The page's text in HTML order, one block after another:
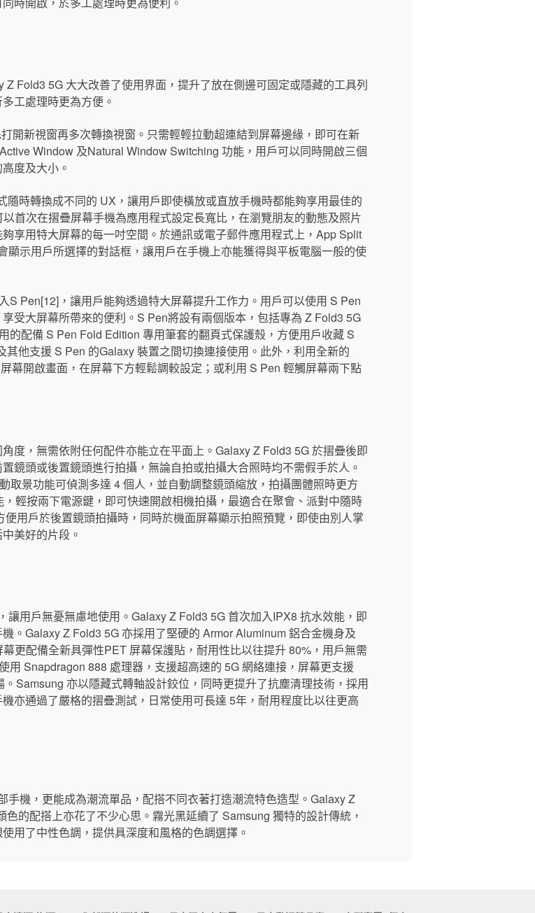
Fold3 5G 大大改善了使用界面，提升了放在側邊可固定或隱藏的工具列
工處理時更為方便。
開新視窗再多次轉換視窗。只需輕輕拉動超連結到屏幕邊緣，即可在新
Window 及Natural Window Switching 功能，用戶可以同時開啟三個
度及大小。
時轉換成不同的 UX，讓用戶即使橫放或直放手機時都能夠享用最佳的
首次在摺疊屏幕手機為應用程式設定長寬比，在瀏覽朋友的動態及照片
享用特大屏幕的每一吋空間。於通訊或電子郵件應用程式上，App Split
示用戶所選擇的對話框，讓用戶在手機上亦能獲得與平板電腦一般的使
S Pen[12]，讓用戶能夠透過特大屏幕提升工作力。用戶可以使用 S Pen
受大屏幕所帶來的便利。S Pen將設有兩個版本，包括專為 Z Fold3 5G
的配備 S Pen Fold Edition 專用筆套的翻頁式保護殼，方便用戶收藏 S
他支援 S Pen 的Galaxy 裝置之間切換連接使用。此外，利用全新的
幕開啟畫面，在屏幕下方輕鬆調較設定；或利用 S Pen 輕觸屏幕兩下點
度，無需依附任何配件亦能立在平面上。Galaxy Z Fold3 5G 於摺疊後即
鏡頭或後置鏡頭進行拍攝，無論自拍或拍攝大合照時均不需假手於人。
取景功能可偵測多達 4 個人，並自動調整鏡頭縮放，拍攝團體照時更方
輕按兩下電源鍵，即可快速開啟相機拍攝，最適合在聚會、派對中隨時
用戶於後置鏡頭拍攝時，同時於機面屏幕顯示拍照預覽，即使由別人掌
美好的片段。
用戶無憂無慮地使用。Galaxy Z Fold3 5G 首次加入IPX8 抗水效能，即
。Galaxy Z Fold3 5G 亦採用了堅硬的 Armor Aluminum 鋁合金機身及
更配備全新具彈性PET 屏幕保護貼，耐用性比以往提升 80%，用戶無需
用 Snapdragon 888 處理器，支援超高速的 5G 網絡連接，屏幕更支援
Samsung 亦以隱藏式轉軸設計鉸位，同時更提升了抗塵清理技術，採用
亦通過了嚴格的摺疊測試，日常使用可長達 5年，耐用程度比以往更高
機，更能成為潮流單品，配搭不同衣著打造潮流特色造型。Galaxy Z
的配搭上亦花了不少心思。霧光黑延續了 Samsung 獨特的設計傳統，
用了中性色調，提供具深度和風格的色調選擇。